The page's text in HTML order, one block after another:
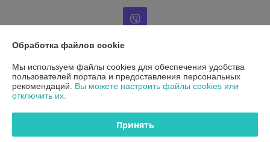
Информация для покупателя
Юридическое лицо: ООО"ДетальРемСервис"
220141 г. Минск, ул. Франциска Скорины 54А, офис 401
Обработка файлов cookie
Мы используем файлы cookies для обеспечения удобства
пользователей портала и предоставления персональных
рекомендаций. Вы можете настроить файлы cookies или
отключить их.
Принять